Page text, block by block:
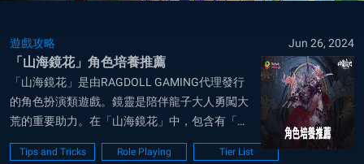
遊戲攻略 Jun 26, 2024
「山海鏡花」角色培養推薦
「山海鏡花」是由RAGDOLL GAMING代理發行
的角色扮演類遊戲。鏡靈是陪伴龍子大人勇闖大
荒的重要助力。在「山海鏡花」中，包含有「傷
害輸出」、「靈氣操控」、「進攻輔助」、「防
禦輔助」、「速度控制」等五種類型的鏡靈特
Tips and Tricks Role Playing
Tier List